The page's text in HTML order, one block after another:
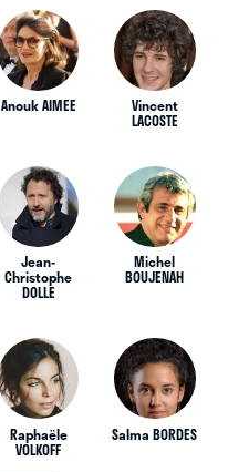
Anouk AIMEE Vincent
LACOSTE
Jean-
Christophe
DOLLE
Michel
BOUJENAH
Raphaële
VOLKOFF
Salma BORDES